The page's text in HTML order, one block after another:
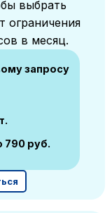
выбрать
ограничения
в месяц.
запросу
790 руб.